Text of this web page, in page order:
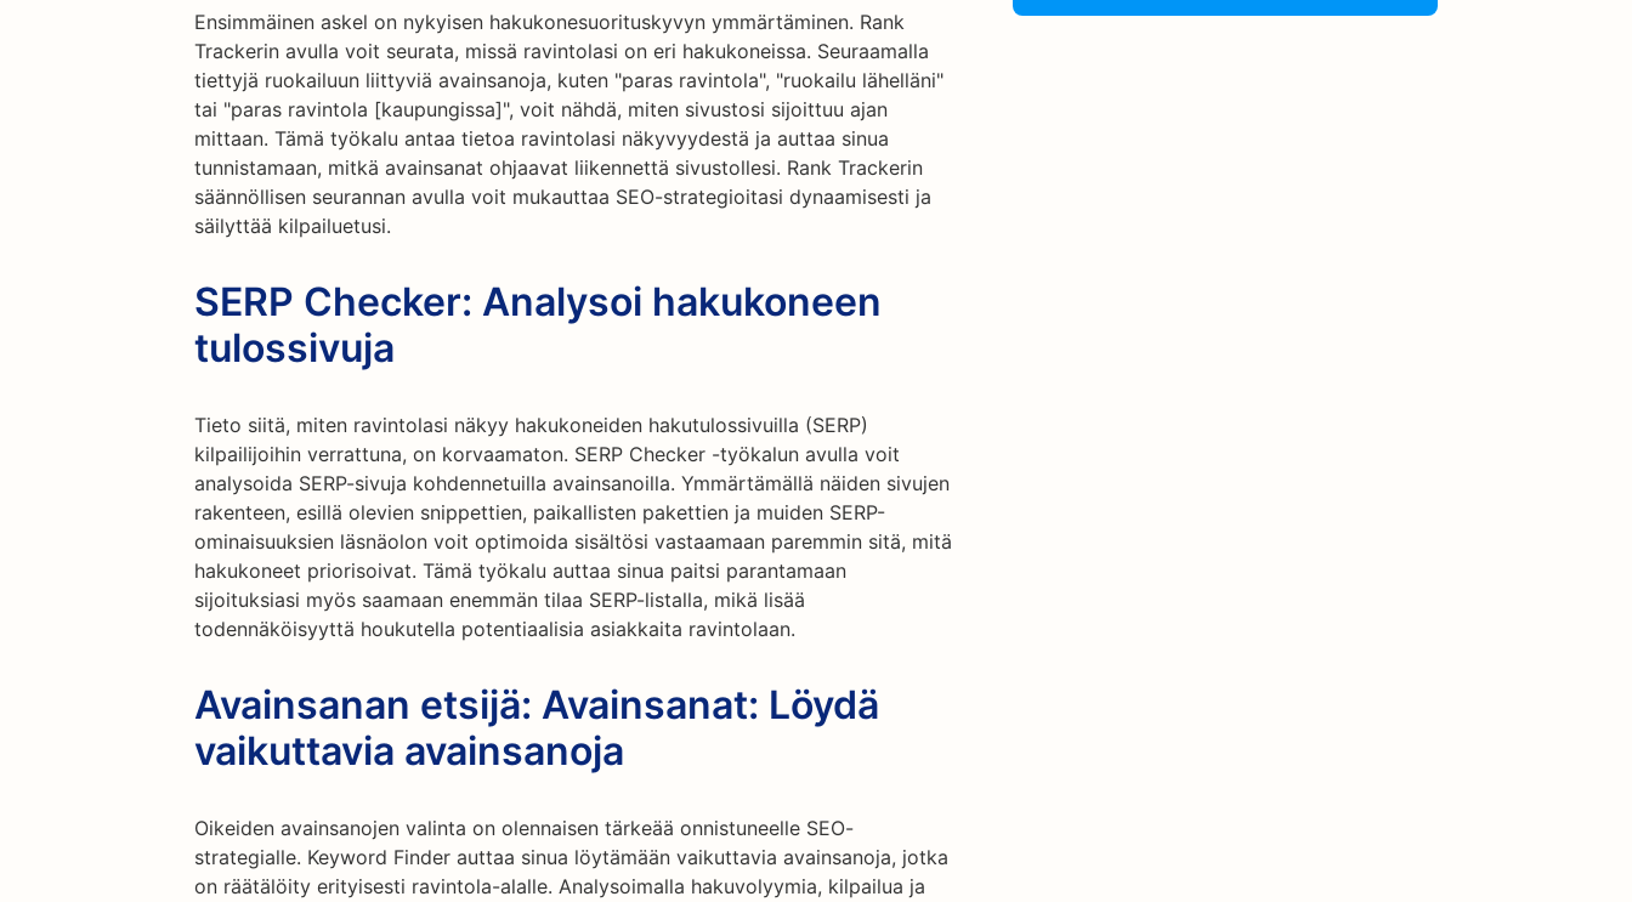
Ensimmäinen askel on nykyisen hakukonesuorituskyvyn ymmärtäminen. Rank
Trackerin avulla voit seurata, missä ravintolasi on eri hakukoneissa. Seuraamalla
tiettyjä ruokailuun liittyviä avainsanoja, kuten "paras ravintola", "ruokailu lähelläni"
tai "paras ravintola [kaupungissa]", voit nähdä, miten sivustosi sijoittuu ajan
mittaan. Tämä työkalu antaa tietoa ravintolasi näkyvyydestä ja auttaa sinua
tunnistamaan, mitkä avainsanat ohjaavat liikennettä sivustollesi. Rank Trackerin
säännöllisen seurannan avulla voit mukauttaa SEO-strategioitasi dynaamisesti ja
säilyttää kilpailuetusi.
SERP Checker: Analysoi hakukoneen
tulossivuja
Tieto siitä, miten ravintolasi näkyy hakukoneiden hakutulossivuilla (SERP)
kilpailijoihin verrattuna, on korvaamaton. SERP Checker -työkalun avulla voit
analysoida SERP-sivuja kohdennetuilla avainsanoilla. Ymmärtämällä näiden sivujen
rakenteen, esillä olevien snippettien, paikallisten pakettien ja muiden SERP-
ominaisuuksien läsnäolon voit optimoida sisältösi vastaamaan paremmin sitä, mitä
hakukoneet priorisoivat. Tämä työkalu auttaa sinua paitsi parantamaan
sijoituksiasi myös saamaan enemmän tilaa SERP-listalla, mikä lisää
todennäköisyyttä houkutella potentiaalisia asiakkaita ravintolaan.
Avainsanan etsijä: Avainsanat: Löydä
vaikuttavia avainsanoja
Oikeiden avainsanojen valinta on olennaisen tärkeää onnistuneelle SEO-
strategialle. Keyword Finder auttaa sinua löytämään vaikuttavia avainsanoja, jotka
on räätälöity erityisesti ravintola-alalle. Analysoimalla hakuvolyymia, kilpailua ja